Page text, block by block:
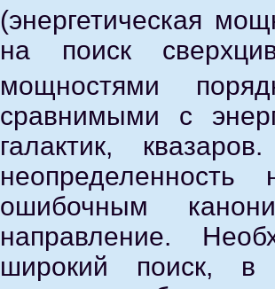
(энергетическая
на поиск
мощностями
сравнимыми с
галактик,
ошибочным
направление.
широкий поиск, в